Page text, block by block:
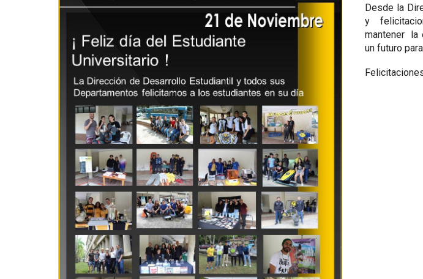
Desde la
y
mantener la
un futuro